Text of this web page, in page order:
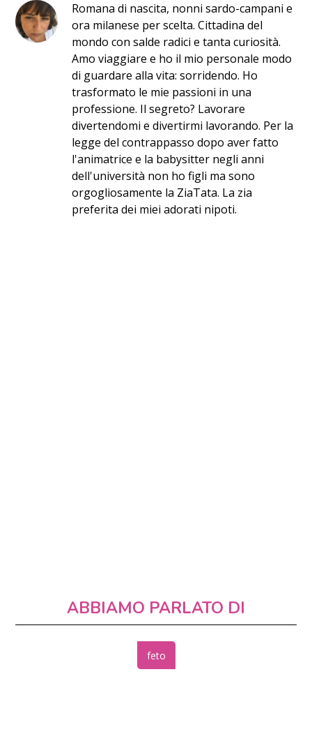
Romana di nascita, nonni sardo-campani e
ora milanese per scelta. Cittadina del
mondo con salde radici e tanta curiosità.
Amo viaggiare e ho il mio personale modo
di guardare alla vita: sorridendo. Ho
trasformato le mie passioni in una
professione. Il segreto? Lavorare
divertendomi e divertirmi lavorando. Per la
legge del contrappasso dopo aver fatto
l'animatrice e la babysitter negli anni
dell'università non ho figli ma sono
orgogliosamente la ZiaTata. La zia
preferita dei miei adorati nipoti.
ABBIAMO PARLATO DI
feto